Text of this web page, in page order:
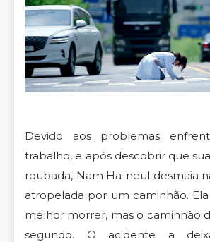
Devido aos problemas
trabalho, e após descobrir que
roubada, Nam Ha-neul desmaia
atropelada por um caminhão.
melhor morrer, mas o caminhão
segundo. O acidente a